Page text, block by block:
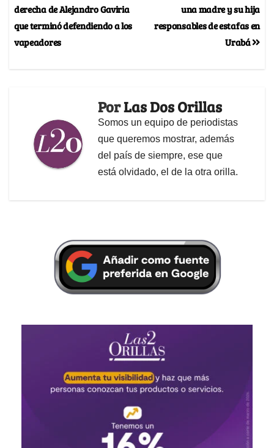
una madre y su hija
responsables de estafas en
Urabá
derecha de Alejandro Gaviria
que terminó defendiendo a los
vapeadores
PorLas Dos Orillas
Somos un equipo de periodistas
que queremos mostrar, además
del país de siempre, ese que
está olvidado, el de la otra orilla.